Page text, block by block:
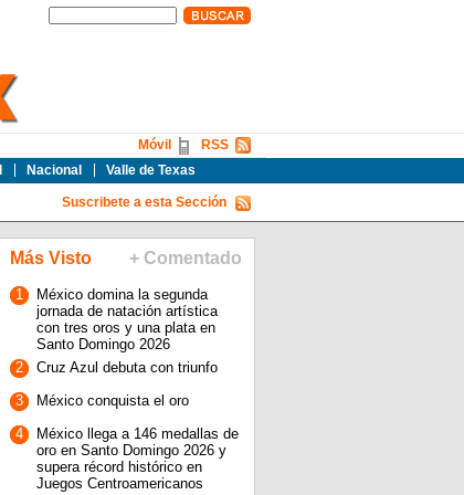
Nacional Valle de Texas
RSS
Móvil
Suscribete a esta Sección
Más Visto + Comentado
1
México domina la segunda
jornada de natación artística
con tres oros y una plata en
Santo Domingo 2026
2
Cruz Azul debuta con triunfo
3
México conquista el oro
4
México llega a 146 medallas de
oro en Santo Domingo 2026 y
supera récord histórico en
Juegos Centroamericanos